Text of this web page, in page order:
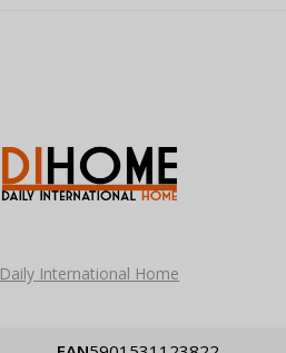
Daily International Home